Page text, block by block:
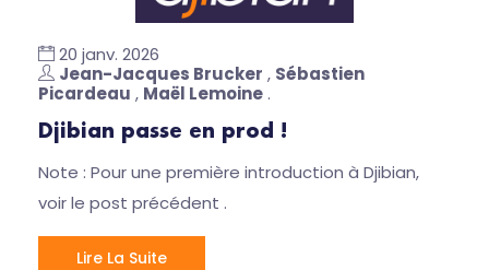
20 janv. 2026
Jean-Jacques Brucker , Sébastien
Picardeau , Maël Lemoine .
Djibian passe en prod !
Note : Pour une première introduction à Djibian,
voir le post précédent .
Lire La Suite